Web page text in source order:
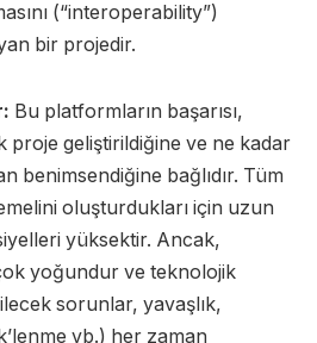
(“interoperability”)
bir projedir.
Bu platformların başarısı,
proje geliştirildiğine ve ne kadar
benimsendiğine bağlıdır. Tüm
oluşturdukları için uzun
yüksektir. Ancak,
yoğundur ve teknolojik
sorunlar, yavaşlık,
vb.) her zaman